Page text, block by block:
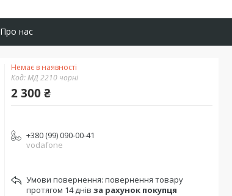
Про нас
Немає в наявності
Код:МД 2210 чорні
2 300 ₴
+380 (99) 090-00-41
vodafone
повернення товару
протягом 14 днів за рахунок покупця